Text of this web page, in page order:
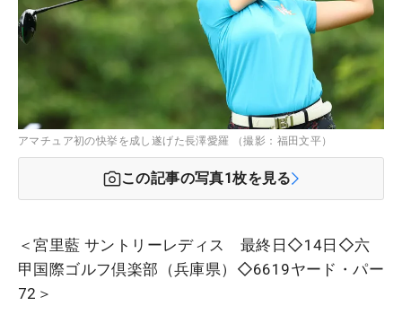
アマチュア初の快挙を成し遂げた長澤愛羅 （撮影：福田文平）
この記事の写真1枚を見る
＜宮里藍 サントリーレディス 最終日◇14日◇六
甲国際ゴルフ倶楽部（兵庫県）◇6619ヤード・パー
72＞